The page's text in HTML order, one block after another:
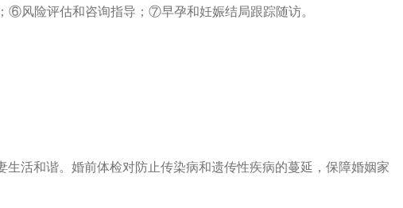
风险评估和咨询指导；⑦早孕和妊娠结局跟踪随访。
活和谐。婚前体检对防止传染病和遗传性疾病的蔓延，保障婚姻家